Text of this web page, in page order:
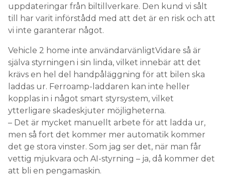
uppdateringar från biltillverkare. Den kund vi sålt
till har varit införstådd med att det är en risk och att
vi inte garanterar något.
Vehicle 2 home inte användarvänligtVidare så är
själva styrningen i sin linda, vilket innebär att det
krävs en hel del handpåläggning för att bilen ska
laddas ur. Ferroamp-laddaren kan inte heller
kopplas in i något smart styrsystem, vilket
ytterligare skadeskjuter möjligheterna.
– Det är mycket manuellt arbete för att ladda ur,
men så fort det kommer mer automatik kommer
det ge stora vinster. Som jag ser det, när man får
vettig mjukvara och AI-styrning – ja, då kommer det
att bli en pengamaskin.